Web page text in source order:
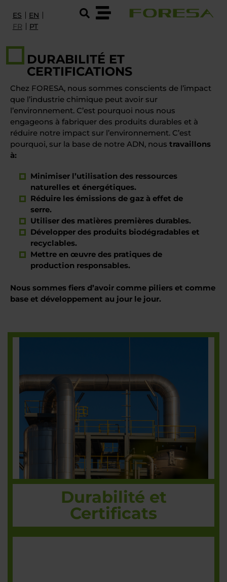
ES
EN
FR
PT
PRODUITS ET SERVICES
À PROPOS DE FORESA
DURABILITÉ ET CERTIFICATIONS
EMPLOI
CONTACT
CONTACTEZ NOUS
DURABILITÉ ET
CERTIFICATIONS
Chez FORESA, nous sommes conscients de l’impact
que l’industrie chimique peut avoir sur
l’environnement. C’est pourquoi nous nous
engageons à fabriquer des produits durables et à
réduire notre impact sur l’environnement. C’est
pourquoi, sur la base de notre ADN, nous travaillons
à:
Minimiser l’utilisation des ressources
naturelles et énergétiques.
Réduire les émissions de gaz à effet de
serre.
Utiliser des matières premières durables.
Développer des produits biodégradables et
recyclables.
Mettre en œuvre des pratiques de
production responsables.
Nous sommes fiers d’avoir comme piliers et comme
base et développement au jour le jour.
Durabilité et
Certificats